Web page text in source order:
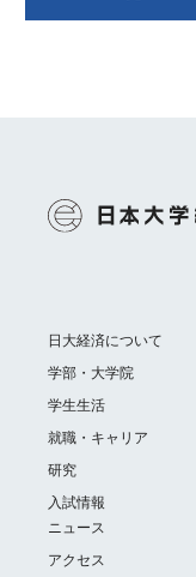
日大経済について
学部・大学院
学生生活
就職・キャリア
研究
入試情報
ニュース
アクセス